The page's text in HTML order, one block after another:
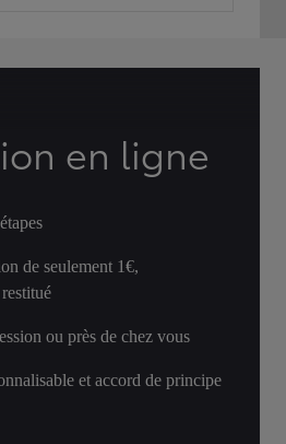
en ligne
de seulement 1€,
ou près de chez vous
et accord de principe